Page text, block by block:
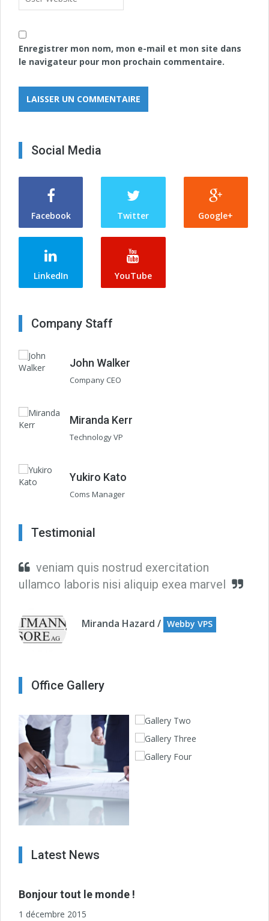
Enregistrer mon nom, mon e-mail et mon site dans
le navigateur pour mon prochain commentaire.
Social Media
Facebook Twitter Google+
LinkedIn YouTube
Company Staff
John Walker
Company CEO
Miranda Kerr
Technology VP
Yukiro Kato
Coms Manager
Testimonial
veniam quis nostrud exercitation
ullamco laboris nisi aliquip exea marvel
Miranda Hazard / Webby VPS
Office Gallery
Latest News
Bonjour tout le monde !
1 décembre 2015